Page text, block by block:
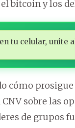
bitcoin y los
tu celular, unite
cómo
sobre las
de grupos